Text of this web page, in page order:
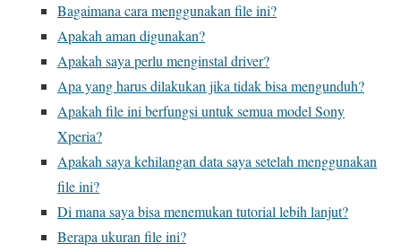
Bagaimana cara menggunakan file ini?
Apakah aman digunakan?
Apakah saya perlu menginstal driver?
Apa yang harus dilakukan jika tidak bisa mengunduh?
Apakah file ini berfungsi untuk semua model Sony
Xperia?
Apakah saya kehilangan data saya setelah menggunakan
file ini?
Di mana saya bisa menemukan tutorial lebih lanjut?
Berapa ukuran file ini?